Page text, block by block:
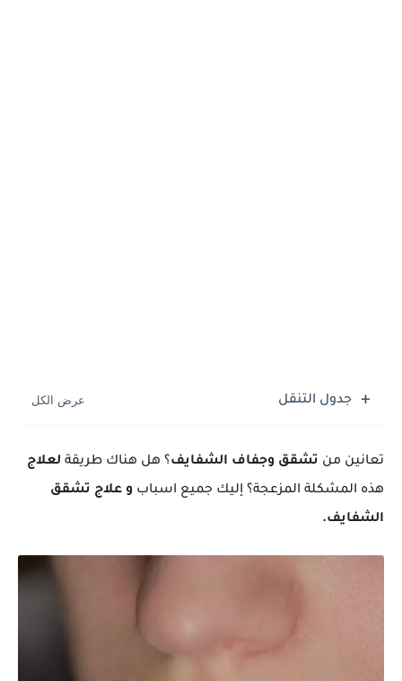
جدول التنقل
تعانين من تشقق وجفاف الشفايف؟ هل هناك طريقة لعلاج
هذه المشكلة المزعجة؟ إليك جميع اسباب و علاج تشقق
الشفايف.